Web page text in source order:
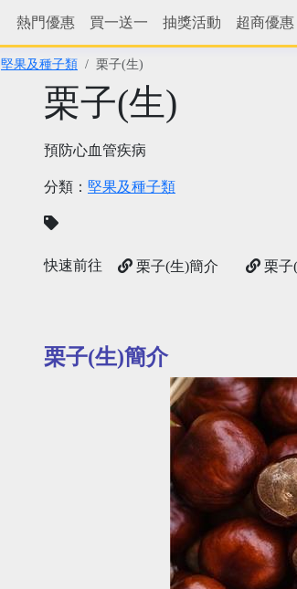
熱門優惠 買一送一 抽獎活動 超商優惠
堅果及種子類 栗子(生)
栗子(生)
預防心血管疾病
分類： 堅果及種子類
快速前往 栗子(生)簡介 栗子
栗子(生)簡介